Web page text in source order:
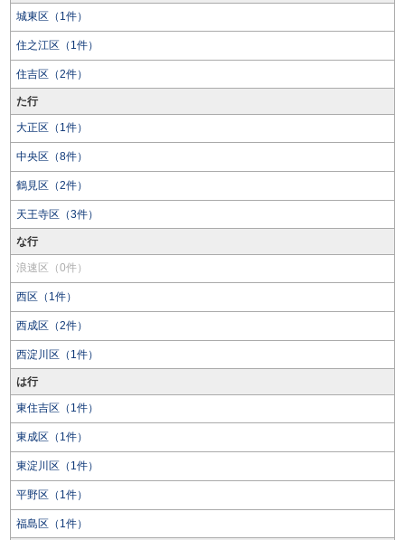
城東区（1件）
住之江区（1件）
住吉区（2件）
た行
大正区（1件）
中央区（8件）
鶴見区（2件）
天王寺区（3件）
な行
浪速区（0件）
西区（1件）
西成区（2件）
西淀川区（1件）
は行
東住吉区（1件）
東成区（1件）
東淀川区（1件）
平野区（1件）
福島区（1件）